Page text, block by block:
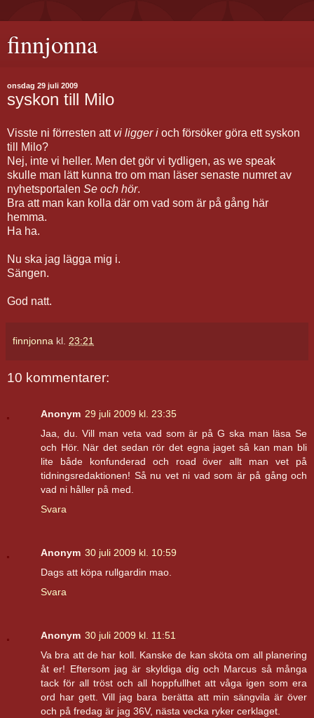
finnjonna
onsdag 29 juli 2009
syskon till Milo
Visste ni förresten att vi ligger i och försöker göra ett syskon
till Milo?
Nej, inte vi heller. Men det gör vi tydligen, as we speak
skulle man lätt kunna tro om man läser senaste numret av
nyhetsportalen Se och hör.
Bra att man kan kolla där om vad som är på gång här
hemma.
Ha ha.
Nu ska jag lägga mig i.
Sängen.
God natt.
finnjonna kl. 23:21
10 kommentarer:
Anonym 29 juli 2009 kl. 23:35
Jaa, du. Vill man veta vad som är på G ska man läsa Se
och Hör. När det sedan rör det egna jaget så kan man bli
lite både konfunderad och road över allt man vet på
tidningsredaktionen! Så nu vet ni vad som är på gång och
vad ni håller på med.
Svara
Anonym 30 juli 2009 kl. 10:59
Dags att köpa rullgardin mao.
Svara
Anonym 30 juli 2009 kl. 11:51
Va bra att de har koll. Kanske de kan sköta om all planering
åt er! Eftersom jag är skyldiga dig och Marcus så många
tack för all tröst och all hoppfullhet att våga igen som era
ord har gett. Vill jag bara berätta att min sängvila är över
och på fredag är jag 36V, nästa vecka ryker cerklaget.